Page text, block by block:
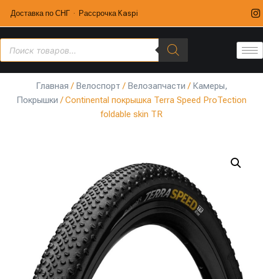
Доставка по СНГ · Рассрочка Kaspi
Главная / Велоспорт / Велозапчасти / Камеры,
Покрышки / Continental покрышка Terra Speed ProTection
foldable skin TR